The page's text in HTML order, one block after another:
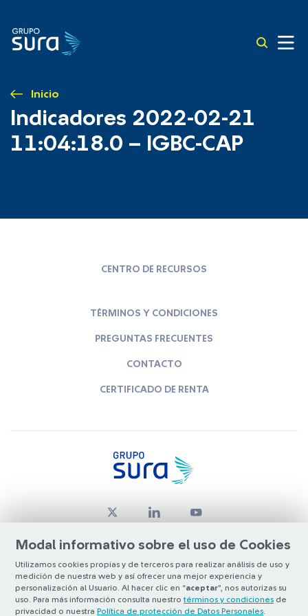
Inicio
Indicadores 2022-02-21
11:04:18.0 – IGBC-CAP
Modal informativo sobre el uso de Cookies
Utilizamos cookies propias y de terceros para realizar análisis de uso y
medición de nuestra web y así ofrecer una mejor experiencia y
personalización al Usuario. Al hacer clic en “aceptar”, nos autorizas su
uso. Para más información consulta nuestro términos y condiciones de
privacidad o nuestra Política de protección de Datos Personales
CENTRO DE RECURSOS
TÉRMINOS Y CONDICIONES
PREGUNTAS FRECUENTES
CONTACTO
CERTIFICADO DE RENTA
© Copyright Grupo SURA 2026